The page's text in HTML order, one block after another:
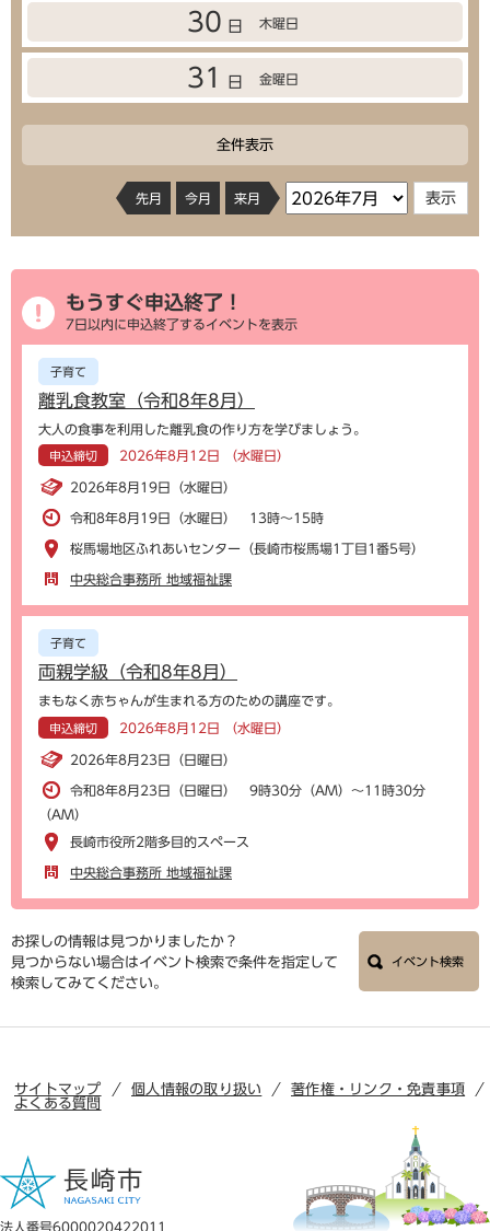
30 日 木曜日
31 日 金曜日
全件表示
先月 今月 来月
もうすぐ申込終了！
7日以内に申込終了するイベントを表示
子育て
離乳食教室（令和8年8月）
大人の食事を利用した離乳食の作り方を学びましょう。
申込締切 2026年8月12日 （水曜日）
2026年8月19日（水曜日）
令和8年8月19日（水曜日） 13時～15時
桜馬場地区ふれあいセンター（長崎市桜馬場1丁目1番5号）
中央総合事務所 地域福祉課
子育て
両親学級（令和8年8月）
まもなく赤ちゃんが生まれる方のための講座です。
申込締切 2026年8月12日 （水曜日）
2026年8月23日（日曜日）
令和8年8月23日（日曜日） 9時30分（AM）～11時30分
（AM）
長崎市役所2階多目的スペース
中央総合事務所 地域福祉課
お探しの情報は見つかりましたか？
見つからない場合はイベント検索で条件を指定して
検索してみてください。
イベント検索
サイトマップ 個人情報の取り扱い
著作権・リンク・免責事項
よくある質問
法人番号6000020422011